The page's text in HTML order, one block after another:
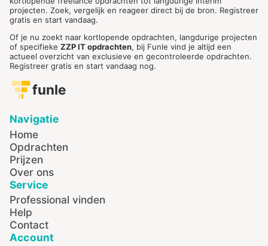
projecten. Zoek, vergelijk en reageer direct bij de bron. Registreer
gratis en start vandaag.
Of je nu zoekt naar kortlopende opdrachten, langdurige projecten
of specifieke ZZP IT opdrachten, bij Funle vind je altijd een
actueel overzicht van exclusieve en gecontroleerde opdrachten.
Registreer gratis en start vandaag nog.
funle
Navigatie
Home
Opdrachten
Prijzen
Over ons
Service
Professional vinden
Help
Contact
Account